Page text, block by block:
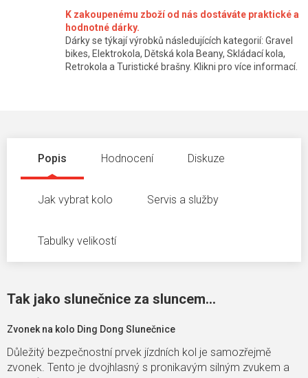
K zakoupenému zboží od nás dostáváte praktické a
hodnotné dárky.
Dárky se týkají výrobků následujících kategorií: Gravel
bikes, Elektrokola, Dětská kola Beany, Skládací kola,
Retrokola a Turistické brašny. Klikni pro více informací.
Popis Hodnocení Diskuze
Jak vybrat kolo Servis a služby
Tabulky velikostí
Tak jako slunečnice za sluncem...
Zvonek na kolo Ding Dong Slunečnice
Důležitý bezpečnostní prvek jízdních kol je samozřejmě
zvonek. Tento je dvojhlasný s pronikavým silným zvukem a